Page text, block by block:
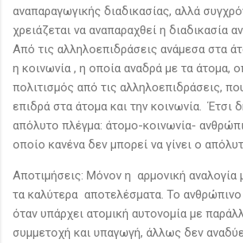
αναπαραγωγικής διαδικασίας, αλλά
χρειάζεται να αναπαραχθεί η διαδικασία
Από τις αλληλοεπιδράσεις ανάμεσα στα
η κοινωνία , η οποία αναδρά με τα άτομα,
πολιτισμός από τις αλληλοεπιδράσεις,
επιδρά στα άτομα και την κοινωνία. Έτσι
απόλυτο πλέγμα: άτομο-κοινωνία-
οποίο κανένα δεν μπορεί να γίνει ο
Αποτιμήσεις: Μόνον η αρμονική αναλογία
τα καλύτερα αποτελέσματα. Το ανθρώπινο
όταν υπάρχει ατομική αυτονομία με
συμμετοχή και υπαγωγή, άλλως δεν